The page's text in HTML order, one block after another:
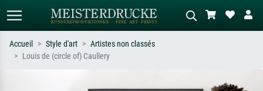
Décrivez la scène – ex. prairie verte,
Accueil Style d'art
Artistes non classés
Louis de (circle of) Caullery